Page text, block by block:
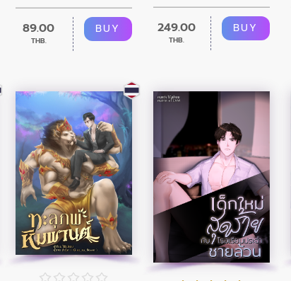
89.00
THB.
BUY 249.00
THB.
BUY